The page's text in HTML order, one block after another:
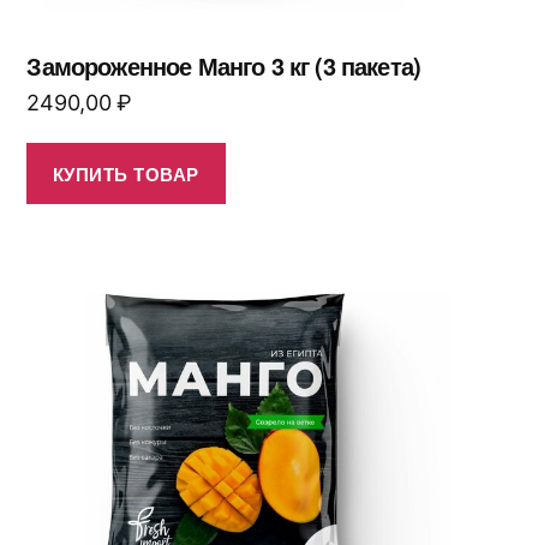
Замороженное Манго 3 кг (3 пакета)
2490,00₽
КУПИТЬ ТОВАР